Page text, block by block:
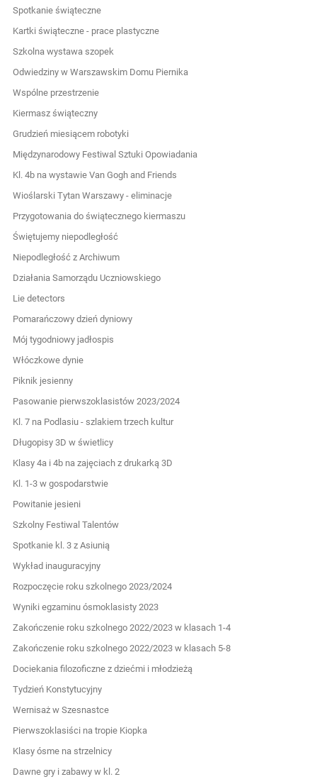
Spotkanie świąteczne
Kartki świąteczne - prace plastyczne
Szkolna wystawa szopek
Odwiedziny w Warszawskim Domu Piernika
Wspólne przestrzenie
Kiermasz świąteczny
Grudzień miesiącem robotyki
Międzynarodowy Festiwal Sztuki Opowiadania
Kl. 4b na wystawie Van Gogh and Friends
Wioślarski Tytan Warszawy - eliminacje
Przygotowania do świątecznego kiermaszu
Świętujemy niepodległość
Niepodległość z Archiwum
Działania Samorządu Uczniowskiego
Lie detectors
Pomarańczowy dzień dyniowy
Mój tygodniowy jadłospis
Włóczkowe dynie
Piknik jesienny
Pasowanie pierwszoklasistów 2023/2024
Kl. 7 na Podlasiu - szlakiem trzech kultur
Długopisy 3D w świetlicy
Klasy 4a i 4b na zajęciach z drukarką 3D
Kl. 1-3 w gospodarstwie
Powitanie jesieni
Szkolny Festiwal Talentów
Spotkanie kl. 3 z Asiunią
Wykład inauguracyjny
Rozpoczęcie roku szkolnego 2023/2024
Wyniki egzaminu ósmoklasisty 2023
Zakończenie roku szkolnego 2022/2023 w klasach 1-4
Zakończenie roku szkolnego 2022/2023 w klasach 5-8
Dociekania filozoficzne z dziećmi i młodzieżą
Tydzień Konstytucyjny
Wernisaż w Szesnastce
Pierwszoklasiści na tropie Kiopka
Klasy ósme na strzelnicy
Dawne gry i zabawy w kl. 2